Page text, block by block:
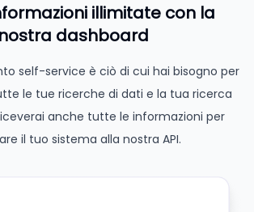
illimitate con la
nostra dashboard
self-service è ciò di cui hai bisogno per
le tue ricerche di dati e la tua ricerca
anche tutte le informazioni per
il tuo sistema alla nostra API.